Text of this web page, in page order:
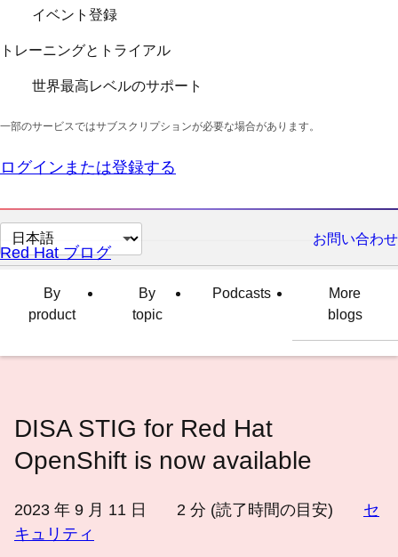
イベント登録
トレーニングとトライアル
世界最高レベルのサポート
一部のサービスではサブスクリプションが必要な場合があります。
ログインまたは登録する
ペ
ー
語
さ
お問い合わせ
Red Hat ブログ
By
product
By
topic
Podcasts
More
blogs
DISA STIG for Red Hat
OpenShift is now available
2023 年 9 月 11 日 2 分 (読了時間の目安)
セ
キュリティ